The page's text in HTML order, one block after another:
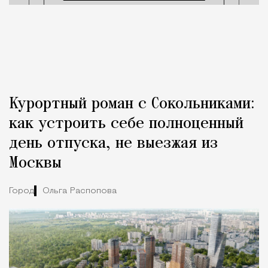
Курортный роман с Сокольниками:
как устроить себе полноценный
день отпуска, не выезжая из
Москвы
Город Ольга Распопова